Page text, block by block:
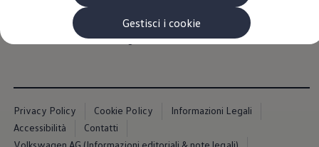
Gestisci i cookie
Assicurazioni
Clienti Business
Gamma, promozioni e servizi
Service Flotte
Progetto Valore Volkswagen
Noleggio
Leasing Finanziario
Servizi Assicurativi
viene attivato pronunciando il comando “Ciao Volkswagen
È possibile controllare l’autoradio, il telefono, il
climatizzatore e la navigazione.
Privacy Policy Cookie Policy
Informazioni Legali
Accessibilità
Contatti